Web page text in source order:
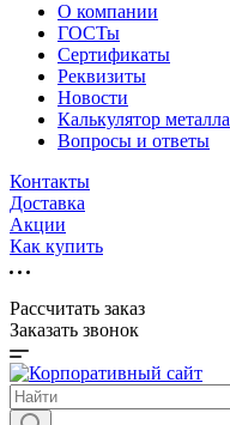
О компании
ГОСТы
Сертификаты
Реквизиты
Новости
Калькулятор металла
Вопросы и ответы
Контакты
Доставка
Акции
Как купить
Рассчитать заказ
Заказать звонок